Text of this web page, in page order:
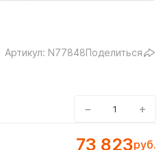
Артикул: N77848Поделиться
− +
73 823руб.